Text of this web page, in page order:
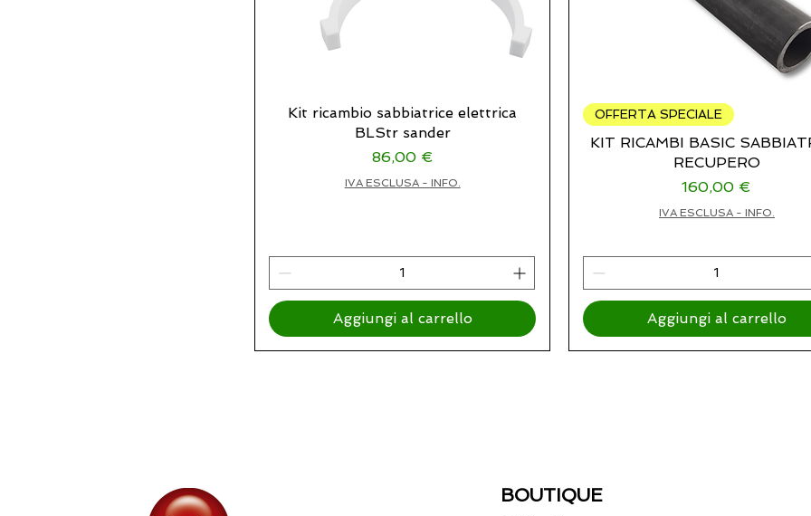
Kit ricambio sabbiatrice elettrica
BLStr sander
Prezzo
86,00 €
IVA ESCLUSA - INFO.
Aggiungi al carrello
OFFERTA SPECIALE
KIT RICAMBI BASIC
RECUPERO
Prezzo
160,00 €
IVA ESCLUSA - INFO.
Aggiungi al carrello
BOUTIQUE